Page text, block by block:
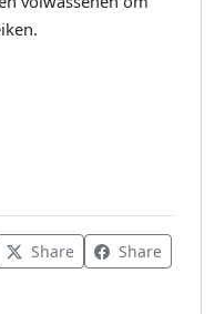
Share
Share